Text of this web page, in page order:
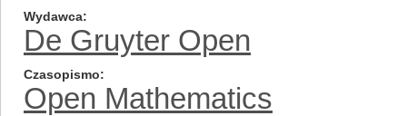
Wydawca
De Gruyter Open
Czasopismo
Open Mathematics